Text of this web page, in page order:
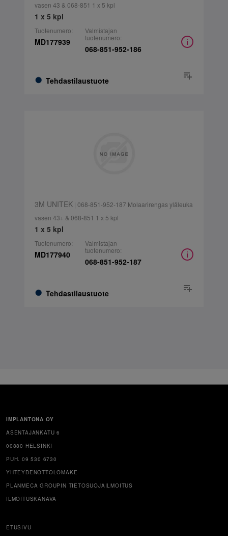
vasen 43 & 068-851 1 x 5 kpl
1 x 5 kpl
Tuotenumero:
MD177939
Tehdastilaustuote
Valmistajan
tuotenumero:
068-851-952-186
3M UNITEK| 068-851-952-187 Molaarirengas yläleuka
vasen 43+ & 068-851 1 x 5 kpl
1 x 5 kpl
Tuotenumero:
MD177940
Tehdastilaustuote
Valmistajan
tuotenumero:
068-851-952-187
IMPLANTONA OY
ASENTAJANKATU 6
00880 HELSINKI
PUH. 09 530 6730
YHTEYDENOTTOLOMAKE
PLANMECA GROUPIN TIETOSUOJAILMOITUS
ILMOITUSKANAVA
ETUSIVU